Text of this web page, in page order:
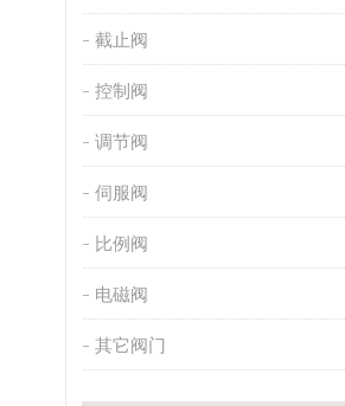
截止阀
控制阀
调节阀
伺服阀
比例阀
电磁阀
其它阀门